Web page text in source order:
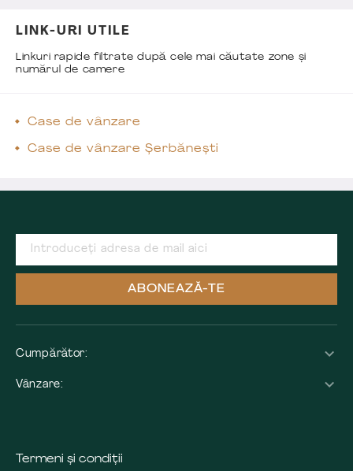
LINK-URI UTILE
Linkuri rapide filtrate după cele mai căutate zone și
numărul de camere
Case de vânzare
Case de vânzare Șerbănești
ABONEAZĂ-TE
Cumpărător:
Vânzare:
Termeni și condiții